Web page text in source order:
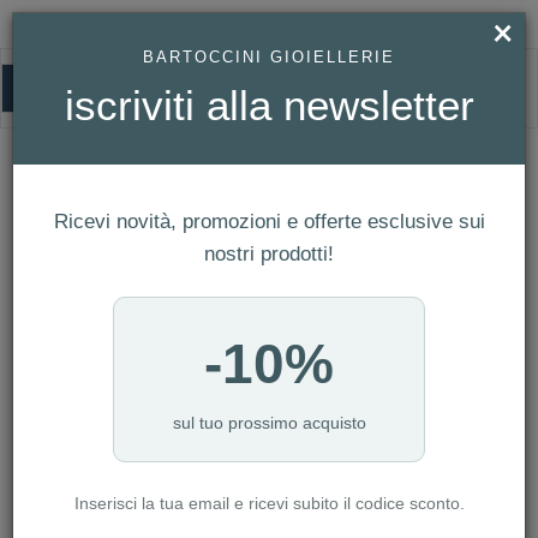
CRIERI
CATEGORIA: ANELLI
CATEGORIA: BRACCIALI
CATEGORIA: CIONDOLI
CATEGORIA: COLLANE
CATEGORIA: ORECCHINI
CATEGORIA: COLLANE CON DIAMANTI
×
BARTOCCINI GIOIELLERIE
iscriviti alla newsletter
Ricevi novità, promozioni e offerte esclusive sui
nostri prodotti!
-10%
sul tuo prossimo acquisto
Inserisci la tua email e ricevi subito il codice sconto.